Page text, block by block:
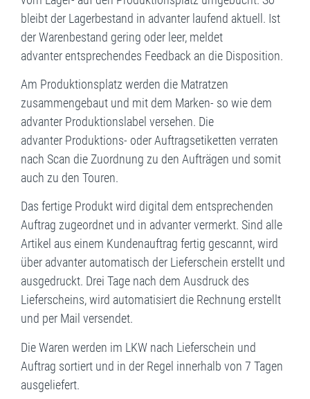
bleibt der Lagerbestand in advanter laufend aktuell. Ist
der Warenbestand gering oder leer, meldet
advanter entsprechendes Feedback an die Disposition.
Am Produktionsplatz werden die Matratzen
zusammengebaut und mit dem Marken- so wie dem
advanter Produktionslabel versehen. Die
advanter Produktions- oder Auftragsetiketten verraten
nach Scan die Zuordnung zu den Aufträgen und somit
auch zu den Touren.
Das fertige Produkt wird digital dem entsprechenden
Auftrag zugeordnet und in advanter vermerkt. Sind alle
Artikel aus einem Kundenauftrag fertig gescannt, wird
über advanter automatisch der Lieferschein erstellt und
ausgedruckt. Drei Tage nach dem Ausdruck des
Lieferscheins, wird automatisiert die Rechnung erstellt
und per Mail versendet.
Die Waren werden im LKW nach Lieferschein und
Auftrag sortiert und in der Regel innerhalb von 7 Tagen
ausgeliefert.